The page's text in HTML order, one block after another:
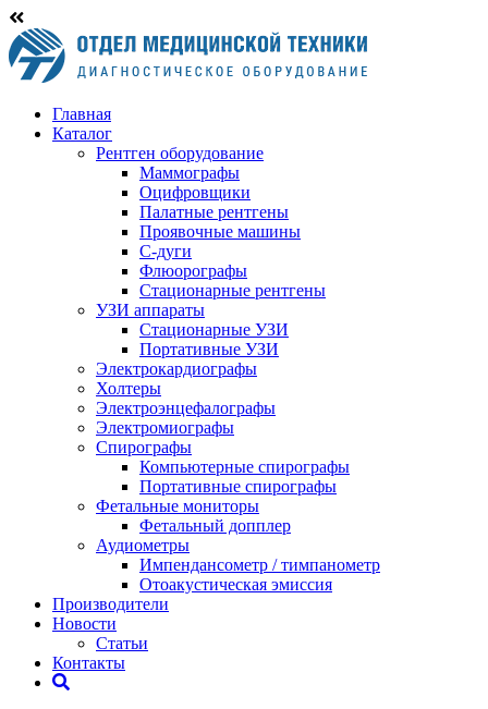
Главная
Каталог
Рентген оборудование
Маммографы
Оцифровщики
Палатные рентгены
Проявочные машины
С-дуги
Флюорографы
Стационарные рентгены
УЗИ аппараты
Стационарные УЗИ
Портативные УЗИ
Электрокардиографы
Холтеры
Электроэнцефалографы
Электромиографы
Спирографы
Компьютерные спирографы
Портативные спирографы
Фетальные мониторы
Фетальный допплер
Аудиометры
Импендансометр / тимпанометр
Отоакустическая эмиссия
Производители
Новости
Статьи
Контакты